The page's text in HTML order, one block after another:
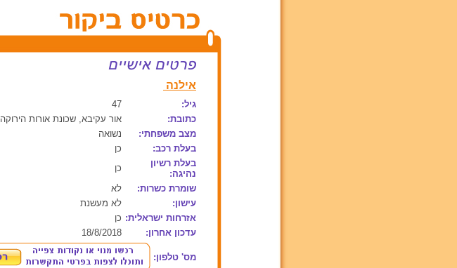
אילנה
גיל:
47
כתובת:
אור עקיבא, שכונת אורות הירוקה
מצב משפחתי:
נשואה
בעלת רכב:
כן
בעלת רשיון
נהיגה:
כן
שומרת כשרות:
לא
עישון:
לא מעשנת
אזרחות ישראלית: כן
עדכון אחרון:
18/8/2018
מס' טלפון: